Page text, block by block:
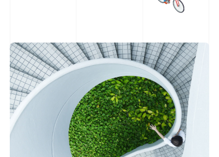
サステナビリティ・CSR
採用情報
お知らせ
社員向けページ
個人情報保護方針
サイトマップ